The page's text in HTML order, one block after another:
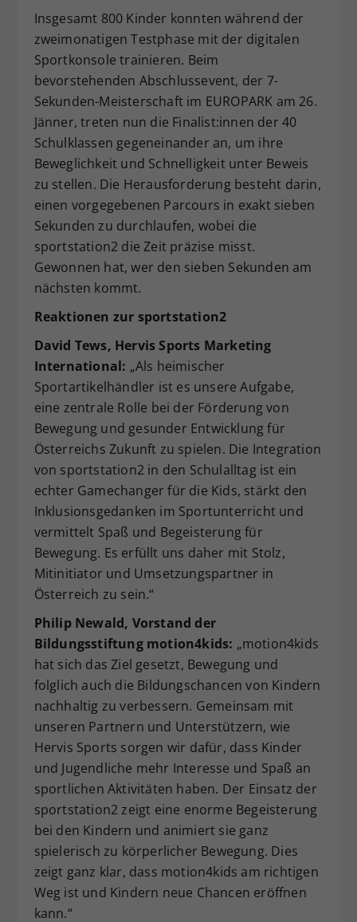
Insgesamt 800 Kinder konnten während der
zweimonatigen Testphase mit der digitalen
Sportkonsole trainieren. Beim
bevorstehenden Abschlussevent, der 7-
Sekunden-Meisterschaft im EUROPARK am 26.
Jänner, treten nun die Finalist:innen der 40
Schulklassen gegeneinander an, um ihre
Beweglichkeit und Schnelligkeit unter Beweis
zu stellen. Die Herausforderung besteht darin,
einen vorgegebenen Parcours in exakt sieben
Sekunden zu durchlaufen, wobei die
sportstation2 die Zeit präzise misst.
Gewonnen hat, wer den sieben Sekunden am
nächsten kommt.
Reaktionen zur sportstation2
David Tews, Hervis Sports Marketing
International: „Als heimischer
Sportartikelhändler ist es unsere Aufgabe,
eine zentrale Rolle bei der Förderung von
Bewegung und gesunder Entwicklung für
Österreichs Zukunft zu spielen. Die Integration
von sportstation2 in den Schulalltag ist ein
echter Gamechanger für die Kids, stärkt den
Inklusionsgedanken im Sportunterricht und
vermittelt Spaß und Begeisterung für
Bewegung. Es erfüllt uns daher mit Stolz,
Mitinitiator und Umsetzungspartner in
Österreich zu sein.“
Philip Newald, Vorstand der
Bildungsstiftung motion4kids: „motion4kids
hat sich das Ziel gesetzt, Bewegung und
folglich auch die Bildungschancen von Kindern
nachhaltig zu verbessern. Gemeinsam mit
unseren Partnern und Unterstützern, wie
Hervis Sports sorgen wir dafür, dass Kinder
und Jugendliche mehr Interesse und Spaß an
sportlichen Aktivitäten haben. Der Einsatz der
sportstation2 zeigt eine enorme Begeisterung
bei den Kindern und animiert sie ganz
spielerisch zu körperlicher Bewegung. Dies
zeigt ganz klar, dass motion4kids am richtigen
Weg ist und Kindern neue Chancen eröffnen
kann.“